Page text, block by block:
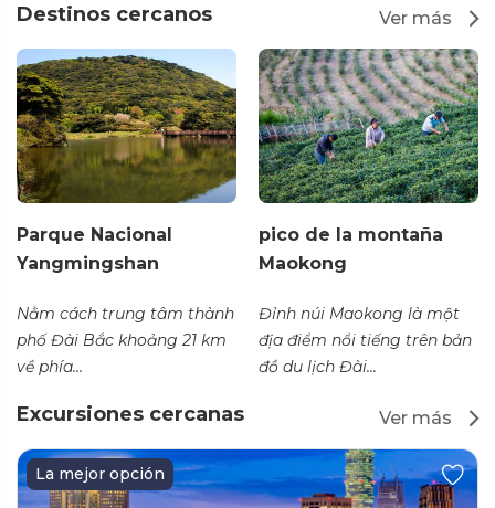
Destinos cercanos Ver más
Parque Nacional
Yangmingshan
Nằm cách trung tâm thành
phố Đài Bắc khoảng 21 km
về phía...
pico de la montaña
Maokong
Đỉnh núi Maokong là một
địa điểm nổi tiếng trên bản
đồ du lịch Đài...
Excursiones cercanas Ver más
La mejor opción